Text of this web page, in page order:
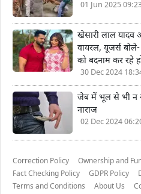
01 Jun 2025
खेसारी लाल यादव
वायरल, यूजर्स बोले-
को बदनाम कर रहे
30 Dec 2024
जेब में भूल से भी न
नाराज
02 Dec 2024
Correction Policy Ownership and
Fact Checking Policy
GDPR Policy
Terms and Conditions
About Us